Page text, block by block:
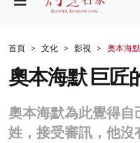
財經
生活
商業
首頁 文化 影視 奧本海
奧本海默 巨匠
奧本海默為此覺得
姓，接受審訊，他